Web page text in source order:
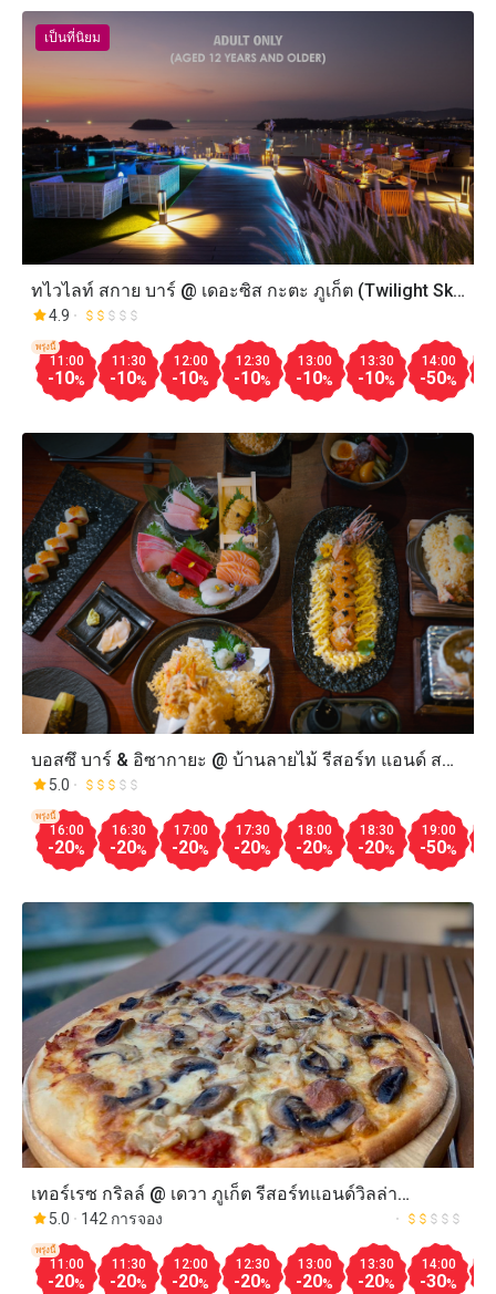
ทไวไลท์ สกาย บาร์ @ เดอะซิส กะตะ ภูเก็ต (Twilight Sky
Restaurant @ The Sis Kata Phuket)
4.9
11:00
-10%
พรุ่งนี้
11:30
-10%
12:00
-10%
12:30
-10%
13:00
-10%
13:30
-10%
14:00
-50%
เป็นที่นิยม
บอสซึ บาร์ & อิซากายะ @ บ้านลายไม้ รีสอร์ท แอนด์ ส
ปาร์
5.0
16:00
-20%
พรุ่งนี้
16:30
-20%
17:00
-20%
17:30
-20%
18:00
-20%
18:30
-20%
19:00
-50%
เทอร์เรซ กริลล์ @ เดวา ภูเก็ต รีสอร์ทแอนด์วิลล่า
(Terrace Grill @ Dewa Phuket Resort & Villas)
5.0 142 การจอง
11:00
-20%
พรุ่งนี้
11:30
-20%
12:00
-20%
12:30
-20%
13:00
-20%
13:30
-20%
14:00
-30%